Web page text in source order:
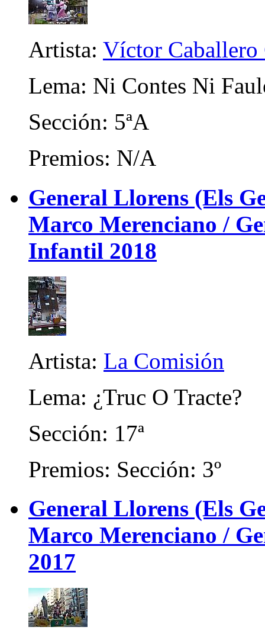
Artista: Víctor Caballero
Lema: Ni Contes Ni
Sección: 5ªA
Premios: N/A
General Llorens (Els
Marco Merenciano /
Infantil 2018
Artista: La Comisión
Lema: ¿Truc O Tracte?
Sección: 17ª
Premios: Sección: 3º
General Llorens (Els
Marco Merenciano /
2017